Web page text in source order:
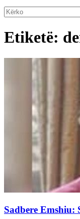
Etiketë:
Sadbere Emshiu: